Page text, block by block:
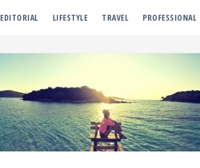
EDITORIAL LIFESTYLE TRAVEL PROFESSIONAL